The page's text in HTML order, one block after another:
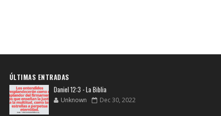
ÚLTIMAS ENTRADAS
Daniel 12:3 - La Biblia
Unknown Dec 30, 2022